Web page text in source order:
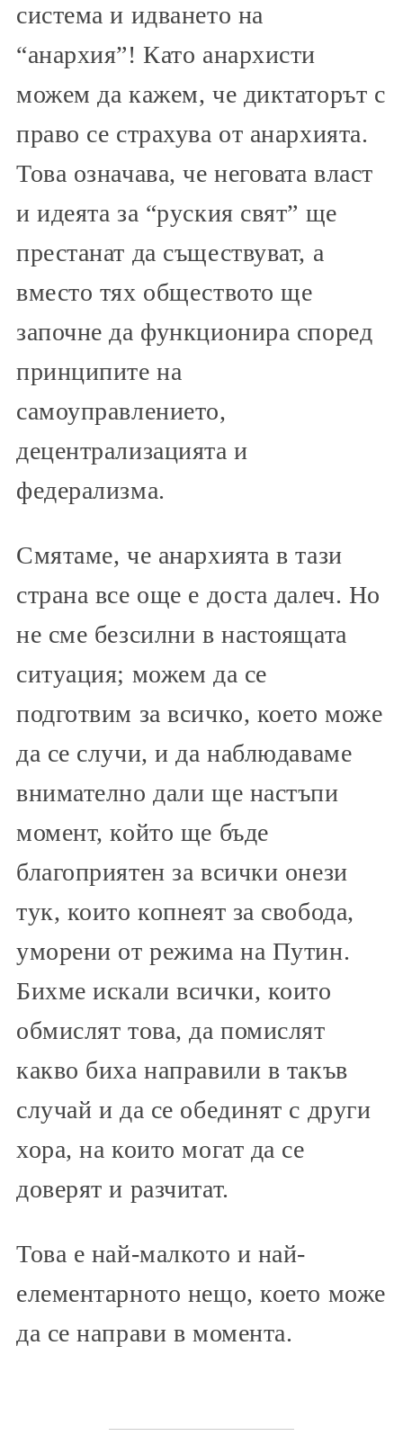
система и идването на
“анархия”! Като анархисти
можем да кажем, че диктаторът с
право се страхува от анархията.
Това означава, че неговата власт
и идеята за “руския свят” ще
престанат да съществуват, а
вместо тях обществото ще
започне да функционира според
принципите на
самоуправлението,
децентрализацията и
федерализма.
Смятаме, че анархията в тази
страна все още е доста далеч. Но
не сме безсилни в настоящата
ситуация; можем да се
подготвим за всичко, което може
да се случи, и да наблюдаваме
внимателно дали ще настъпи
момент, който ще бъде
благоприятен за всички онези
тук, които копнеят за свобода,
уморени от режима на Путин.
Бихме искали всички, които
обмислят това, да помислят
какво биха направили в такъв
случай и да се обединят с други
хора, на които могат да се
доверят и разчитат.
Това е най-малкото и най-
елементарното нещо, което може
да се направи в момента.